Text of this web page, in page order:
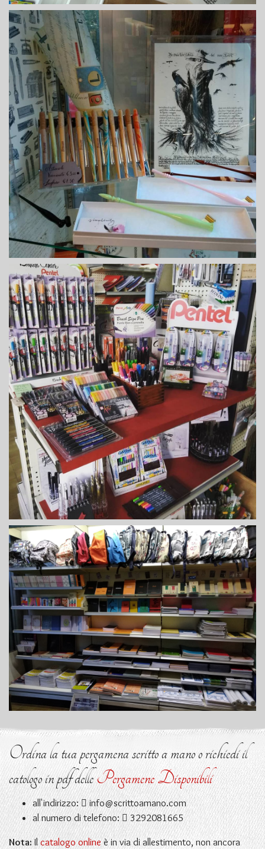
Ordina la tua pergamena scritto a mano o richiedi il
catologo in pdf dellePergamene Disponibili
all'indirizzo: info@scrittoamano.com
al numero di telefono:
3292081665
Nota:Il catalogo onlineè in via di allestimento, non ancora